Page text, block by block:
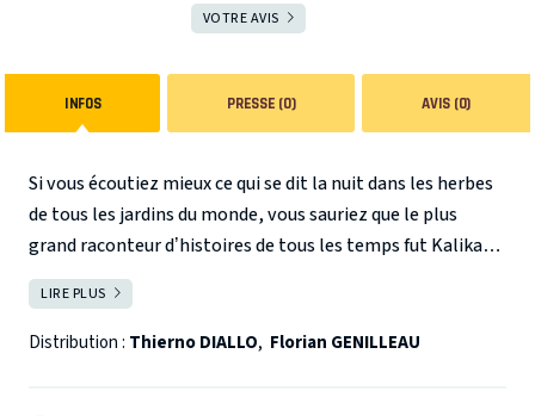
VOTRE AVIS
INFOS PRESSE (0) AVIS (0)
Si vous écoutiez mieux ce qui se dit la nuit dans les herbes
de tous les jardins du monde, vous sauriez que le plus
grand raconteur d’histoires de tous les temps fut Kalika,
le plumeur de lune.
commencé. Quand Kalika naquit, ce fut la consternation.
De mémoire de mille-pattes, on n’avait jamais vu un bébé
LIRE PLUS
Distribution : Thierno DIALLO, Florian GENILLEAU